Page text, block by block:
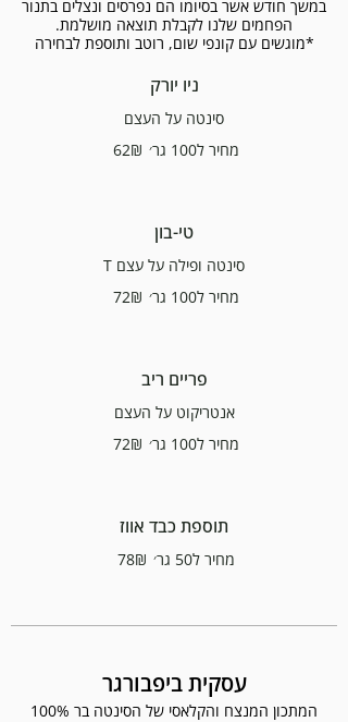
במשך חודש אשר בסיומו הם נפרסים ונצלים בתנור
*מוגשים עם קונפי שום, רוטב ותוספת לבחירה
ניו יורק
סינטה על העצם
מחיר ל100 גר׳
‏62 ‏₪
טי-בון
סינטה ופילה על עצם T
מחיר ל100 גר׳
‏72 ‏₪
פריים ריב
אנטריקוט על העצם
מחיר ל100 גר׳
‏72 ‏₪
תוספת כבד אווז
מחיר ל50 גר׳ ‏78 ‏₪
עסקית ביפבורגר
המתכון המנצח והקלאסי של הסינטה בר 100%